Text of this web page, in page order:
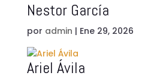
Nestor García
por admin | Ene 29, 2026
Ariel Ávila